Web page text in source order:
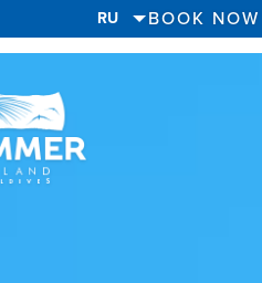
RU BOOK NOW